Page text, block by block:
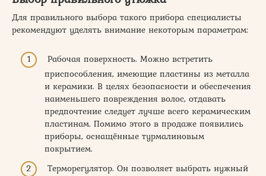
Для правильного выбора такого прибора специалисты
рекомендуют уделять внимание некоторым параметрам:
Рабочая поверхность. Можно встретить
приспособления, имеющие пластины из металла
и керамики. В целях безопасности и обеспечения
наименьшего повреждения волос, отдавать
предпочтение следует лучше всего керамическим
пластинам. Помимо этого в продаже появились
приборы, оснащённые турмалиновым
покрытием.
Терморегулятор. Он позволяет выбрать нужный